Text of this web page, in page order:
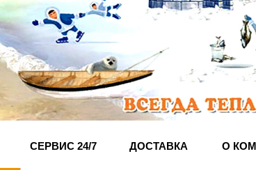
СЕРВИС 24/7 ДОСТАВКА О